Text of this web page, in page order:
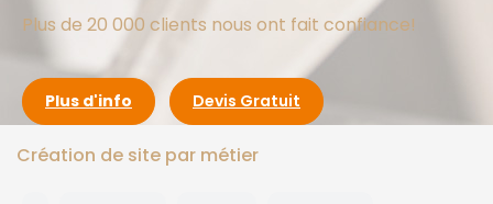
Plus de 20 000 clients nous ont fait confiance!
Plus d'info Devis Gratuit
Création de site par métier